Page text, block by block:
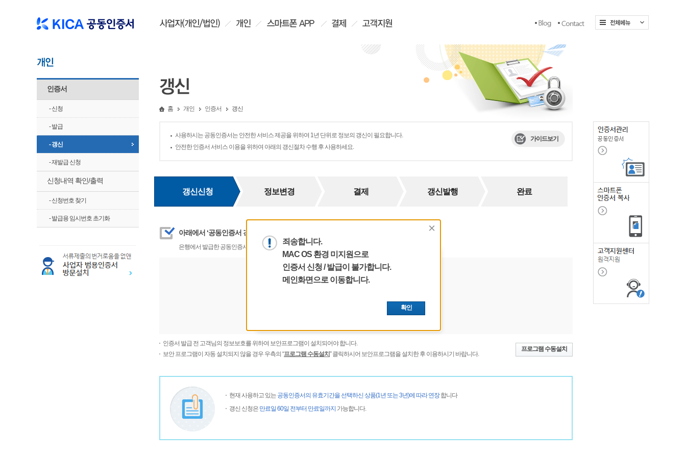
인증서
- 신청
- 발급
- 갱신
- 재발급 신청
신청내역 확인/출력
- 신청번호 찾기
- 발급용 임시번호 초기화
홈 개인 인증서 갱신
사용하시는 공동인증서는 안전한 서비스 제공을 위하여 1년 단위로 정보의 갱신이 필요합니다.
안전한 인증서 서비스 이용을 위하여 아래의 갱신절차 수행 후 사용하세요.
가이드보기
갱신신청 정보변경 결제 갱신발행 완료
아래에서 ‘공동인증서 갱신하기’ 버튼을 누르시고 갱신할 공동인증서를 선택해주세요.
은행에서 발급한 공동인증서는 해당 은행의 홈페이지 내 인증센터에서 갱신하시기 바랍니다.
인증서 발급 전 고객님의 정보보호를 위하여 보안프로그램이 설치되어야 합니다.
보안 프로그램이 자동 설치되지 않을 경우 우측의 “프로그램 수동설치 ” 클릭하시어 보안프로그램을 설치한 후 이용하시기 바랍니다.
프로그램 수동설치
현재 사용하고 있는 공동인증서의 유효기간을 선택하신 상품(1년 또는 3년)에 따라 연장합니다
갱신 신청은 만료일 60일 전부터 만료일까지 가능합니다.
죄송합니다.
MAC OS 환경 미지원으로
인증서 신청 / 발급이 불가합니다.
메인화면으로 이동합니다.
확인